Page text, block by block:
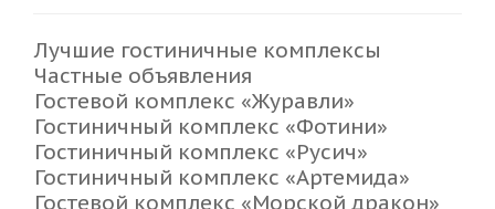
Лучшие гостиничные комплексы
Частные объявления
Гостевой комплекс «Журавли»
Гостиничный комплекс «Фотини»
Гостиничный комплекс «Русич»
Гостиничный комплекс «Артемида»
Гостевой комплекс «Морской дракон»